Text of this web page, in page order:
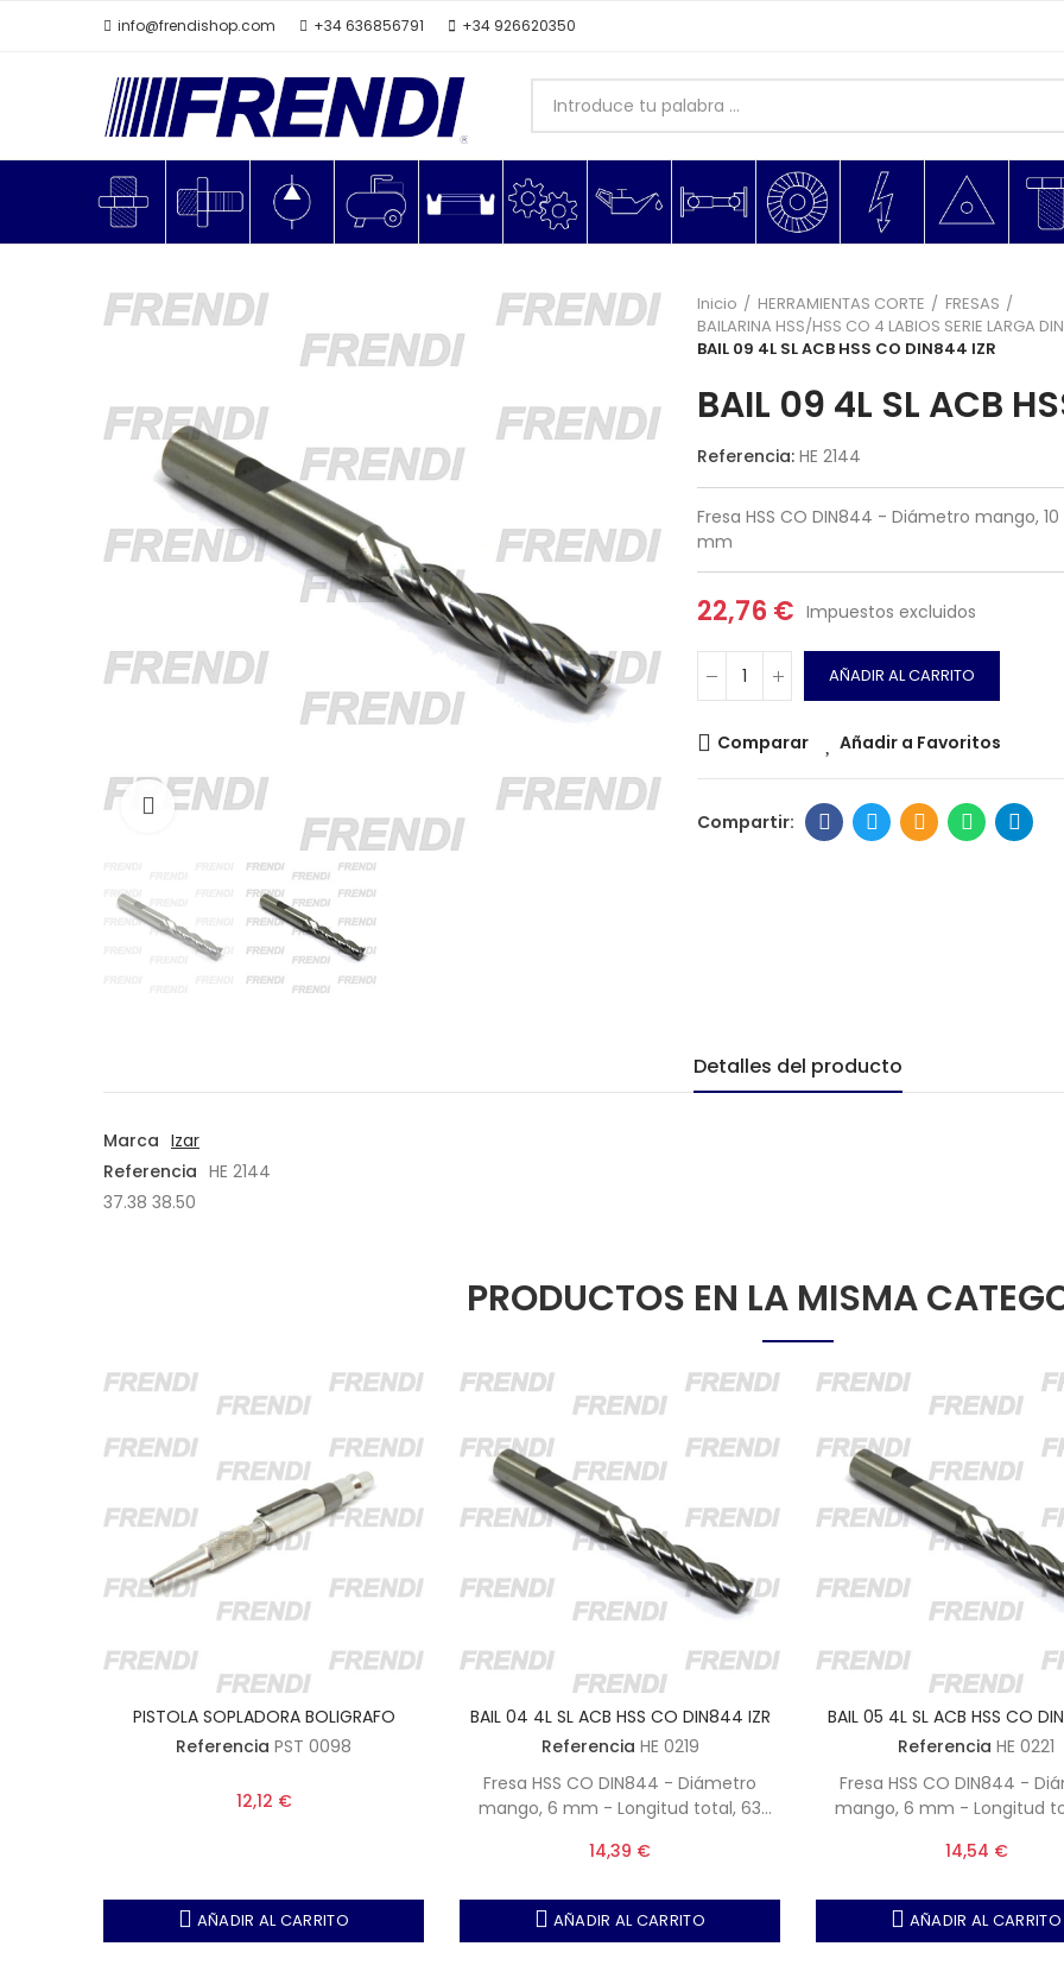
info@frendishop.com +34 636856791 +34 926620350
Click para agrandar
Inicio HERRAMIENTAS CORTE
FRESAS
BAILARINA HSS/HSS CO 4 LABIOS SERIE LARGA
BAIL 09 4L SL ACB HSS CO DIN844 IZR
BAIL 09 4L SL ACB
Referencia: HE 2144
Fresa HSS CO DIN844 - Diámetro mango,
mm
22,76 € Impuestos excluidos
AÑADIR AL CARRITO
Comparar Añadir a Favoritos
Detalles del producto
Marca Izar
Referencia HE 2144
37.38 38.50
PRODUCTOS EN LA MISMA
PISTOLA SOPLADORA BOLIGRAFO
Referencia PST 0098
12,12 €
AÑADIR AL CARRITO
BAIL 04 4L SL ACB HSS CO DIN844 IZR
Referencia HE 0219
Fresa HSS CO DIN844 - Diámetro
mango, 6 mm - Longitud total, 63
14,39 €
AÑADIR AL CARRITO
BAIL 05 4L SL ACB HSS CO
Referencia HE 0221
Fresa HSS CO DIN844 -
mango, 6 mm - Longitud
14,54 €
AÑADIR AL CARRITO